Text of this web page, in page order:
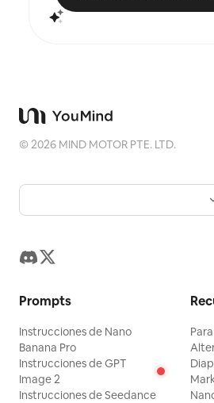
©2026 MIND MOTOR PTE. LTD.
Prompts
Instrucciones de Nano
Banana Pro
Instrucciones de GPT
Image 2
Instrucciones de Seedance